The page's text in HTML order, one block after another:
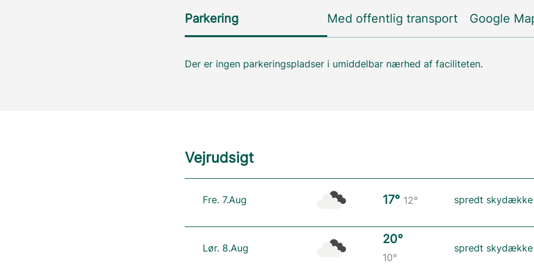
Parkering Med offentlig transport Google
Der er ingen parkeringspladser i umiddelbar nærhed af faciliteten.
Vejrudsigt
Fre. 7.Aug 17° 12° spredt skydække
Lør. 8.Aug
20°
10°
spredt skydække